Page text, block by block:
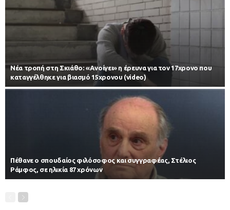
Νέα τροπή στη Σκιάθο: «Ανοίγει» η έρευνα για τον 17χρονο που
καταγγέλθηκε για βιασμό 15χρονου (video)
Πέθανε ο σπουδαίος φιλόσοφος και συγγραφέας, Στέλιος
Ράμφος, σε ηλικία 87 χρόνων